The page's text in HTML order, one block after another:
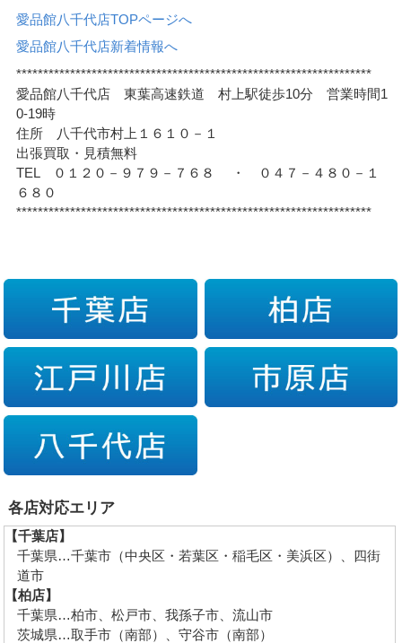
愛品館八千代店TOPページへ
愛品館八千代店新着情報へ
******************************************************************
愛品館八千代店 東葉高速鉄道 村上駅徒歩10分 営業時間1
0-19時
住所 八千代市村上１６１０－１
出張買取・見積無料
TEL ０１２０－９７９－７６８ ・ ０４７－４８０－１
６８０
******************************************************************
各店対応エリア
【千葉店】
千葉県…千葉市（中央区・若葉区・稲毛区・美浜区）、四街
道市
【柏店】
千葉県…柏市、松戸市、我孫子市、流山市
茨城県…取手市（南部）、守谷市（南部）